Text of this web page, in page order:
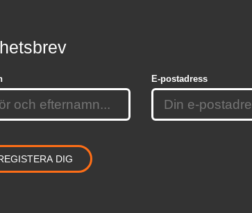
E-postadress